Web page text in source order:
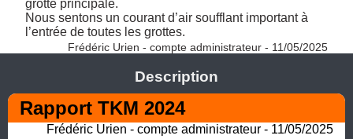
grotte principale.
Nous sentons un courant d’air soufflant important à
l’entrée de toutes les grottes.
Frédéric Urien - compte administrateur - 11/05/2025
Description
Rapport TKM 2024
Frédéric Urien - compte administrateur - 11/05/2025